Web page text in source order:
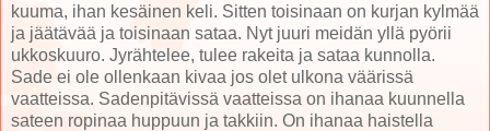
kuuma, ihan kesäinen keli. Sitten toisinaan on kurjan kylmää
ja jäätävää ja toisinaan sataa. Nyt juuri meidän yllä pyörii
ukkoskuuro. Jyrähtelee, tulee rakeita ja sataa kunnolla.
Sade ei ole ollenkaan kivaa jos olet ulkona väärissä
vaatteissa. Sadenpitävissä vaatteissa on ihanaa kuunnella
sateen ropinaa huppuun ja takkiin. On ihanaa haistella